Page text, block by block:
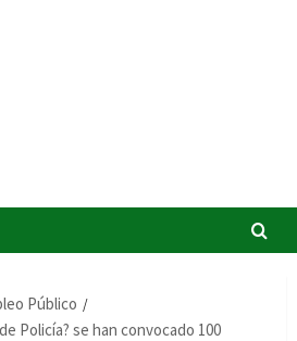
Público
Policía? se han convocado 100